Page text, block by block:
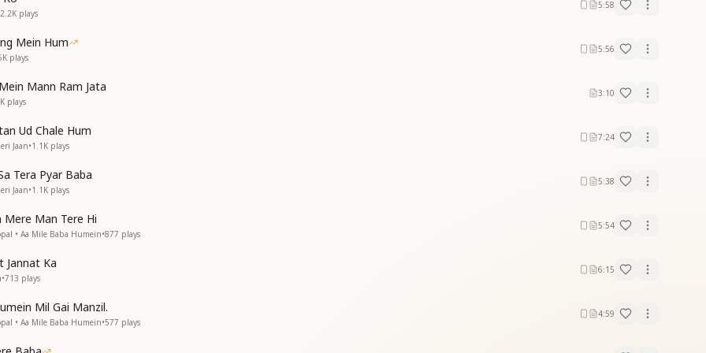
and Blessings
and Blessings
and Blessings
and Blessings
and Blessings
and Blessings
and Blessings
2.2K plays
5:58
Mein Hum
plays
5:56
Mann Ram Jata
plays
3:10
Ud Chale Hum
Jaan•1.1K plays
7:24
Tera Pyar Baba
Jaan•1.1K plays
5:38
Mere Man Tere Hi
• Aa Mile Baba Humein•877 plays
5:54
Jannat Ka
•713 plays
6:15
Mil Gai Manzil.
• Aa Mile Baba Humein•577 plays
4:59